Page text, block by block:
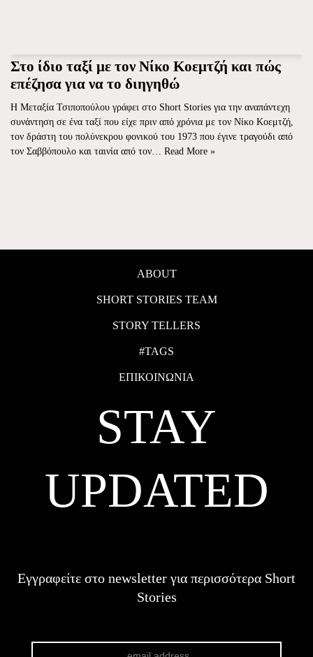
Στο ίδιο ταξί με τον Νίκο Κοεμτζή και πώς
επέζησα για να το διηγηθώ
Η Μεταξία Τσιποπούλου γράφει στο Short Stories για την αναπάντεχη
συνάντηση σε ένα ταξί που είχε πριν από χρόνια με τον Νίκο Κοεμτζή,
τον δράστη του πολύνεκρου φονικού του 1973 που έγινε τραγούδι από
τον Σαββόπουλο και ταινία από τον… Read More »
ABOUT
SHORT STORIES TEAM
STORY TELLERS
#TAGS
ΕΠΙΚΟΙΝΩΝΙΑ
STAY
UPDATED
Εγγραφείτε στο newsletter για περισσότερα Short
Stories